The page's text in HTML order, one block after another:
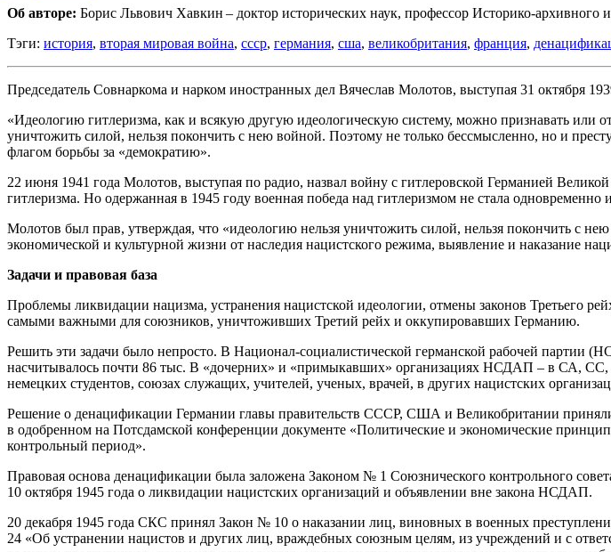
Об авторе: Борис Львович Хавкин – доктор исторических наук, профессор Историко-архивного
Тэги: история, вторая мировая война, ссср, германия, сша, великобритания, франция,
Председатель Совнаркома и нарком иностранных дел Вячеслав Молотов, выступая 31 октября
«Идеологию гитлеризма, как и всякую другую идеологическую систему, можно признавать или
уничтожить силой, нельзя покончить с нею войной. Поэтому не только бессмысленно, но и
флагом борьбы за «демократию».
22 июня 1941 года Молотов, выступая по радио, назвал войну с гитлеровской Германией
гитлеризма. Но одержанная в 1945 году военная победа над гитлеризмом не стала одновременно
Молотов был прав, утверждая, что «идеологию нельзя уничтожить силой, нельзя покончить с
экономической и культурной жизни от наследия нацистского режима, выявление и наказание
Задачи и правовая база
Проблемы ликвидации нацизма, устранения нацистской идеологии, отмены законов Третьего
самыми важными для союзников, уничтоживших Третий рейх и оккупировавших Германию.
Решить эти задачи было непросто. В Национал-социалистической германской рабочей
насчитывалось почти 86 тыс. В «дочерних» и «примыкавших» организациях НСДАП – в СА, СС,
немецких студентов, союзах служащих, учителей, ученых, врачей, в других нацистских
Решение о денацификации Германии главы правительств СССР, США и Великобритании
в одобренном на Потсдамской конференции документе «Политические и экономические
контрольный период».
Правовая основа денацификации была заложена Законом № 1 Союзнического контрольного
10 октября 1945 года о ликвидации нацистских организаций и объявлении вне закона НСДАП.
20 декабря 1945 года СКС принял Закон № 10 о наказании лиц, виновных в военных
24 «Об устранении нацистов и других лиц, враждебных союзным целям, из учреждений и с